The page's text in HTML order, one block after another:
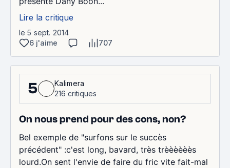
Lire la critique
le 5 sept. 2014
6 j'aime
707
5
Kalimera
216 critiques
On nous prend pour des cons, non?
Bel exemple de "surfons sur le succès
précédent" :c'est long, bavard, très trèèèèèès
lourd.On sent l'envie de faire du fric vite fait-mal